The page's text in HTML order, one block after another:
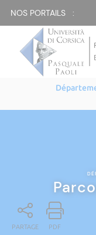
NOS PORTAILS :
PARTAGE PDF